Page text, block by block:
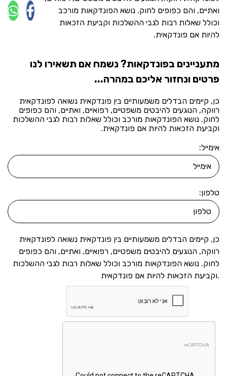
ואתיים, והם כפופים לחוק. נושא הפונדקאות מורכב
וכולל שאלות רבות לגבי ההשלכות וקביעת הזכאות
להיות אם פונדקאית.
מתעניינים בפונדקאות? נשמח אם תשאירו לנו
פרטים ונחזור אליכם במהרה...
קיימים
הבדלים
נשואה
לפונדקאית
רווקה,
משפטיים,
רפואיים,
ואתיים,
כפופים
נושא
הפונדקאות
כן, קיימים הבדלים משמעותיים בין פונדקאית נשואה לפונדקאית
רווקה, הנוגעים להיבטים משפטיים, רפואיים, ואתיים, והם כפופים
לחוק. נושא הפונדקאות מורכב וכולל שאלות רבות לגבי ההשלכות
וקביעת הזכאות להיות אם פונדקאית.
אימייל:
טלפון:
כן, קיימים הבדלים משמעותיים בין פונדקאית נשואה לפונדקאית
רווקה, הנוגעים להיבטים משפטיים, רפואיים, ואתיים, והם כפופים
לחוק. נושא הפונדקאות מורכב וכולל שאלות רבות לגבי ההשלכות
וקביעת הזכאות להיות אם פונדקאית.